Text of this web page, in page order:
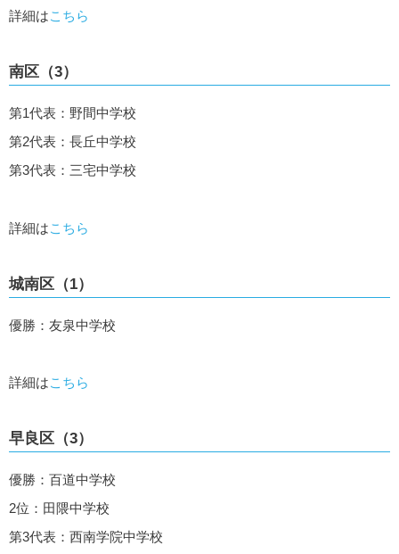
詳細はこちら
南区（3）
第1代表：野間中学校
第2代表：長丘中学校
第3代表：三宅中学校
詳細はこちら
城南区（1）
優勝：友泉中学校
詳細はこちら
早良区（3）
優勝：百道中学校
2位：田隈中学校
第3代表：西南学院中学校